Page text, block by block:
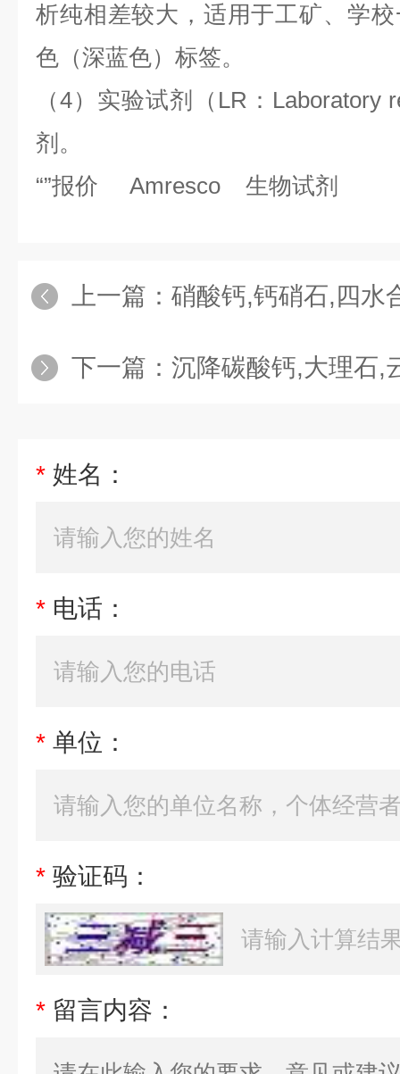
析纯相差较大，适用于工矿、学
色（深蓝色）标签。
（4）实验试剂（LR：Laboratory
剂。
“”报价 Amresco 生物试剂
上一篇： 硝酸钙,钙硝石,四水
下一篇： 沉降碳酸钙,大理石,
* 姓名：
* 电话：
* 单位：
* 验证码：
* 留言内容：